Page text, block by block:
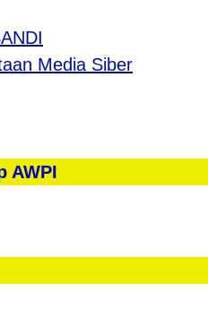
Media Siber
AWPI